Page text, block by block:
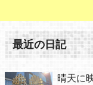
最近の日記
晴天に